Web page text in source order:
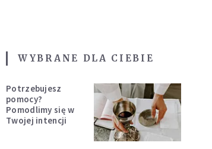
WYBRANE DLA CIEBIE
Potrzebujesz
pomocy?
Pomodlimy się w
Twojej intencji